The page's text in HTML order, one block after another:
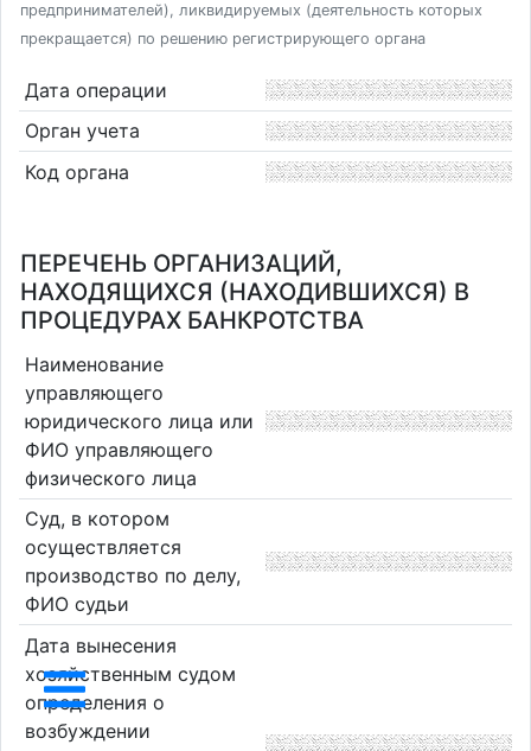
предпринимателей), ликвидируемых (деятельность которых
прекращается) по решению регистрирующего органа
Дата операции
Орган учета
Код органа
ПЕРЕЧЕНЬ ОРГАНИЗАЦИЙ,
НАХОДЯЩИХСЯ (НАХОДИВШИХСЯ) В
ПРОЦЕДУРАХ БАНКРОТСТВА
Наименование
управляющего
юридического лица или
ФИО управляющего
физического лица
Суд, в котором
осуществляется
производство по делу,
ФИО судьи
Дата вынесения
хозяйственным судом
определения о
возбуждении